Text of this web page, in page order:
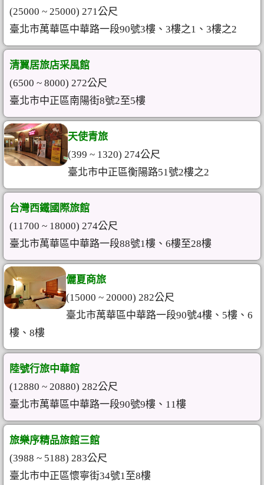
(25000 ~ 25000) 271公尺
臺北市萬華區中華路一段90號3樓、3樓之1、3樓之2
清翼居旅店采風館
(6500 ~ 8000) 272公尺
臺北市中正區南陽街8號2至5樓
天使青旅
(399 ~ 1320) 274公尺
臺北市中正區衡陽路51號2樓之2
台灣西鐵國際旅館
(11700 ~ 18000) 274公尺
臺北市萬華區中華路一段88號1樓、6樓至28樓
儷夏商旅
(15000 ~ 20000) 282公尺
臺北市萬華區中華路一段90號4樓、5樓、6
樓、8樓
陸號行旅中華館
(12880 ~ 20880) 282公尺
臺北市萬華區中華路一段90號9樓、11樓
旅樂序精品旅館三館
(3988 ~ 5188) 283公尺
臺北市中正區懷寧街34號1至8樓